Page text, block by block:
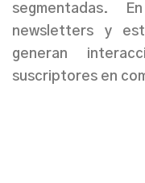
segmentadas.
newsletters y
generan
suscriptores en